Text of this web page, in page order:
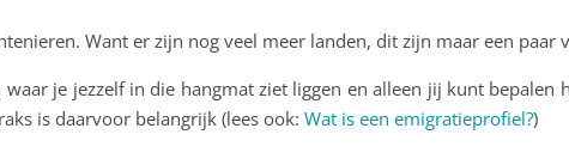
Want er zijn nog veel meer landen, dit zijn maar een paar
je jezzelf in die hangmat ziet liggen en alleen jij kunt bepalen
is daarvoor belangrijk (lees ook: Wat is een emigratieprofiel?)